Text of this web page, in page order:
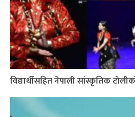
विद्यार्थीसहित नेपाली सांस्कृतिक